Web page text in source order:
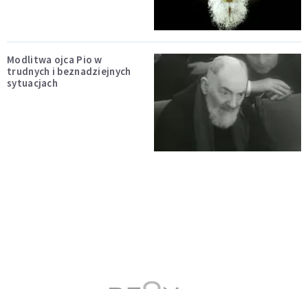
Modlitwa ojca Pio w
trudnych i beznadziejnych
sytuacjach